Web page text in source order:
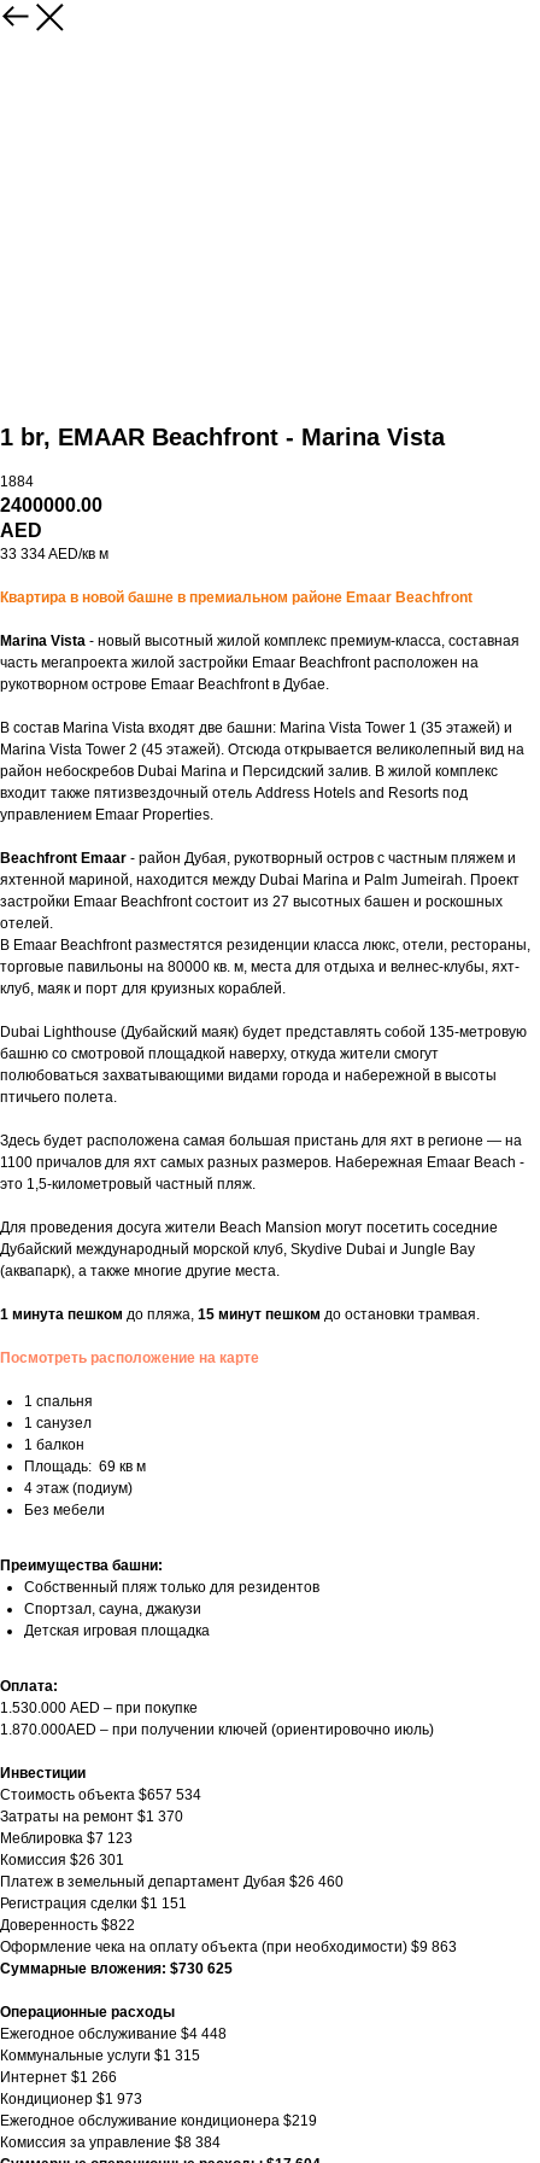
1 br, EMAAR Beachfront - Marina Vista
1884
2400000.00
AED
33 334 AED/кв м
Квартира в новой башне в премиальном районе Emaar Beachfront
Marina Vista - новый высотный жилой комплекс премиум-класса, составная
часть мегапроекта жилой застройки Emaar Beachfront расположен на
рукотворном острове Emaar Beachfront в Дубае.
В состав Marina Vista входят две башни: Marina Vista Tower 1 (35 этажей) и
Marina Vista Tower 2 (45 этажей). Отсюда открывается великолепный вид на
район небоскребов Dubai Marina и Персидский залив. В жилой комплекс
входит также пятизвездочный отель Address Hotels and Resorts под
управлением Emaar Properties.
Beachfront Emaar - район Дубая, рукотворный остров с частным пляжем и
яхтенной мариной, находится между Dubai Marina и Palm Jumeirah. Проект
застройки Emaar Beachfront состоит из 27 высотных башен и роскошных
отелей.
В Emaar Beachfront разместятся резиденции класса люкс, отели, рестораны,
торговые павильоны на 80000 кв. м, места для отдыха и велнес-клубы, яхт-
клуб, маяк и порт для круизных кораблей.
Dubai Lighthouse (Дубайский маяк) будет представлять собой 135-метровую
башню со смотровой площадкой наверху, откуда жители смогут
полюбоваться захватывающими видами города и набережной в высоты
птичьего полета.
Здесь будет расположена самая большая пристань для яхт в регионе — на
1100 причалов для яхт самых разных размеров. Набережная Emaar Beach -
это 1,5-километровый частный пляж.
Для проведения досуга жители Beach Mansion могут посетить соседние
Дубайский международный морской клуб, Skydive Dubai и Jungle Bay
(аквапарк), а также многие другие места.
1 минута пешком до пляжа, 15 минут пешком до остановки трамвая.
Посмотреть расположение на карте
1 спальня
1 санузел
1 балкон
Площадь: 69 кв м
4 этаж (подиум)
Без мебели
Преимущества башни:
Собственный пляж только для резидентов
Спортзал, сауна, джакузи
Детская игровая площадка
Оплата:
1.530.000 AED – при покупке
1.870.000AED – при получении ключей (ориентировочно июль)
Инвестиции
Стоимость объекта $657 534
Затраты на ремонт $1 370
Меблировка $7 123
Комиссия $26 301
Платеж в земельный департамент Дубая $26 460
Регистрация сделки $1 151
Доверенность $822
Оформление чека на оплату объекта (при необходимости) $9 863
Суммарные вложения: $730 625
Операционные расходы
Ежегодное обслуживание $4 448
Коммунальные услуги $1 315
Интернет $1 266
Кондиционер $1 973
Ежегодное обслуживание кондиционера $219
Комиссия за управление $8 384